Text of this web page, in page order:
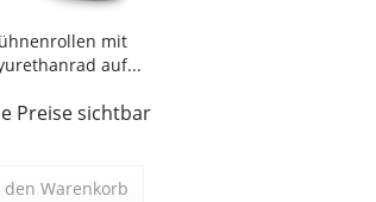
mit
auf...
Preise sichtbar
den Warenkorb